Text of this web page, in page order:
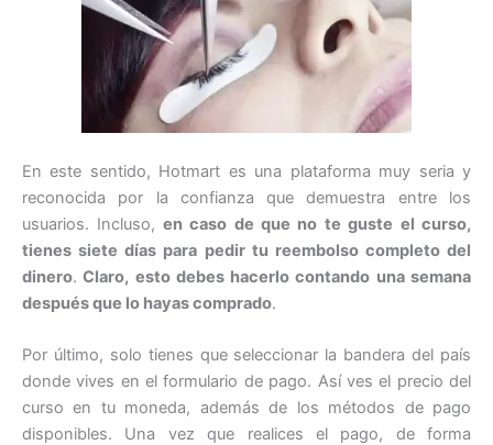
En este sentido, Hotmart es una plataforma muy seria y
reconocida por la confianza que demuestra entre los
usuarios. Incluso, en caso de que no te guste el curso,
tienes siete días para pedir tu reembolso completo del
dinero. Claro, esto debes hacerlo contando una semana
después que lo hayas comprado.
Por último, solo tienes que seleccionar la bandera del país
donde vives en el formulario de pago. Así ves el precio del
curso en tu moneda, además de los métodos de pago
disponibles. Una vez que realices el pago, de forma